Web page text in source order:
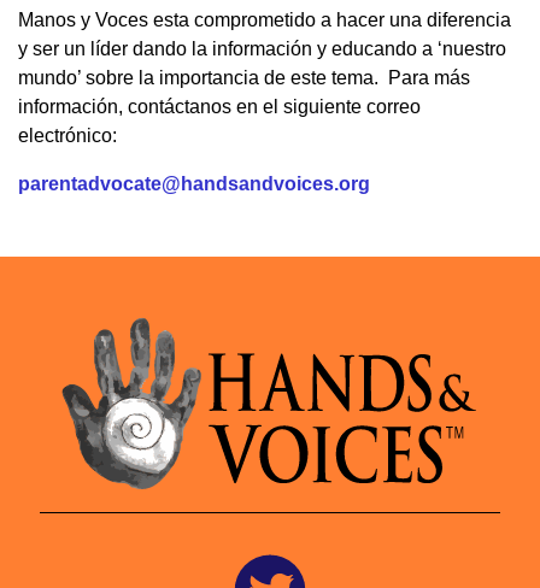
Manos y Voces esta comprometido a hacer una diferencia
y ser un líder dando la información y educando a ‘nuestro
mundo’ sobre la importancia de este tema. Para más
información, contáctanos en el siguiente correo
electrónico:
parentadvocate@handsandvoices.org